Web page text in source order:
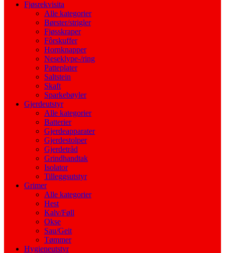
Fjøsrekvisita
Alle kategorier
Børster/strigler
Fjøsskraper
Fôrskuffer
Hornknapper
Neseklype-/ring
Patteplater
Saltstein
Skaft
Sparkebøyler
Gjerdeutstyr
Alle kategorier
Batterier
Gjerdeapparater
Gjerdestolper
Gjerdetråd
Grindhandtak
Isolator
Tilleggsutstyr
Grimer
Alle kategorier
Hest
Kalv/Føll
Okse
Sau/Geit
Tømmer
Hygieneutstyr